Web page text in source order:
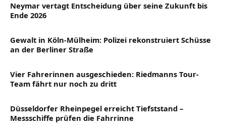
Neymar vertagt Entscheidung über seine Zukunft bis
Ende 2026
Gewalt in Köln-Mülheim: Polizei rekonstruiert Schüsse
an der Berliner Straße
Vier Fahrerinnen ausgeschieden: Riedmanns Tour-
Team fährt nur noch zu dritt
Düsseldorfer Rheinpegel erreicht Tiefststand –
Messschiffe prüfen die Fahrrinne